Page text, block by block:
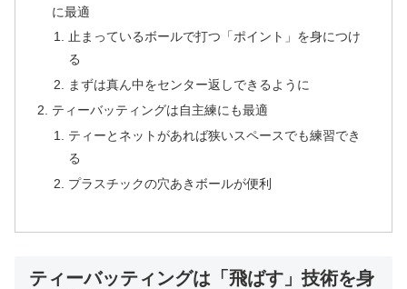
に最適
止まっているボールで打つ「ポイント」を身につけ
る
まずは真ん中をセンター返しできるように
ティーバッティングは自主練にも最適
ティーとネットがあれば狭いスペースでも練習でき
る
プラスチックの穴あきボールが便利
ティーバッティングは「飛ばす」技術を身